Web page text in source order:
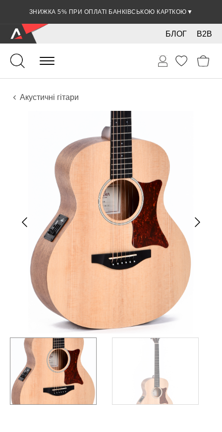
ЗНИЖКА 5% ПРИ ОПЛАТІ БАНКІВСЬКОЮ КАРТКОЮ ▼
B2B
БЛОГ
Гітари
Акустичні інструменти
Інструменти
Акустичні гітари